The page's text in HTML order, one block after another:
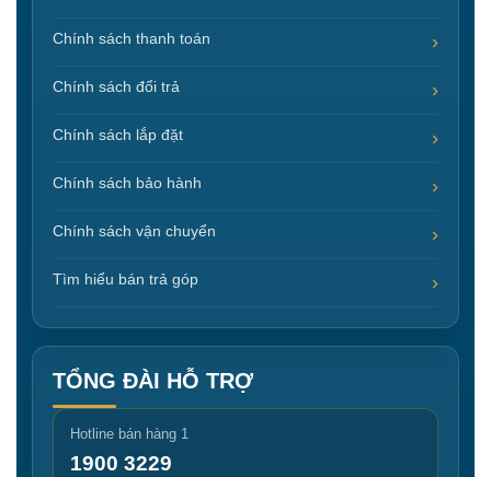
Chính sách thanh toán
Chính sách đổi trả
Chính sách lắp đặt
Chính sách bảo hành
Chính sách vận chuyển
Tìm hiểu bán trả góp
TỔNG ĐÀI HỖ TRỢ
Hotline bán hàng 1
1900 3229